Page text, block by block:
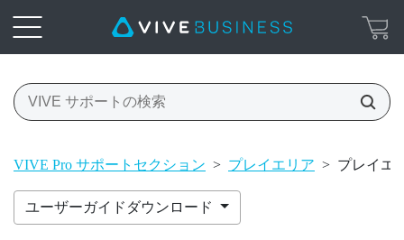
VIVE Pro サポートセクション > プレイエリア > プレイエ
ユーザーガイドダウンロード